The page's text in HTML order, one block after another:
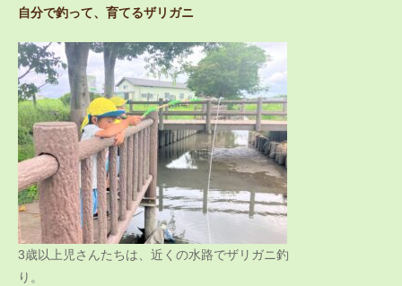
自分で釣って、育てるザリガニ
3歳以上児さんたちは、近くの水路でザリガニ釣
り。